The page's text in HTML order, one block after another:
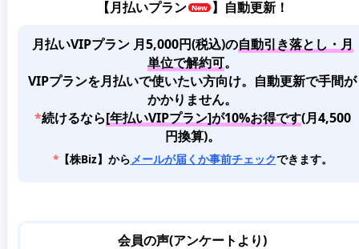
【月払いプラン 】自動更新！
月払いVIPプラン 月5,000円(税込)の自動引き落とし・月
単位で解約可。
VIPプランを月払いで使いたい方向け。自動更新で手間が
かかりません。
*続けるなら[年払いVIPプラン]が10%お得です(月4,500
円換算)。
*【株Biz】から メールが届くか事前チェックできます。
会員の声(アンケートより)